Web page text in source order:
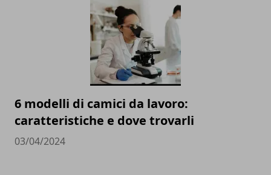
6 modelli di camici da lavoro:
caratteristiche e dove trovarli
03/04/2024